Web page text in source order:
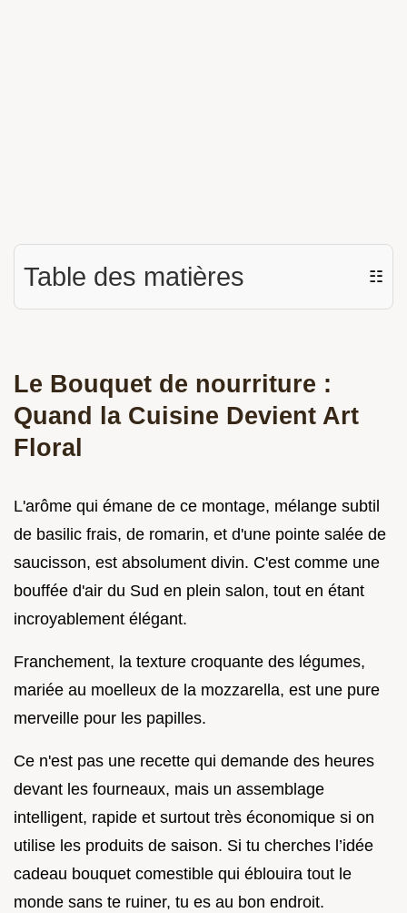
Table des matières ☷
Le Bouquet de nourriture :
Quand la Cuisine Devient Art
Floral
L'arôme qui émane de ce montage, mélange subtil
de basilic frais, de romarin, et d'une pointe salée de
saucisson, est absolument divin. C'est comme une
bouffée d'air du Sud en plein salon, tout en étant
incroyablement élégant.
Franchement, la texture croquante des légumes,
mariée au moelleux de la mozzarella, est une pure
merveille pour les papilles.
Ce n'est pas une recette qui demande des heures
devant les fourneaux, mais un assemblage
intelligent, rapide et surtout très économique si on
utilise les produits de saison. Si tu cherches l’idée
cadeau bouquet comestible qui éblouira tout le
monde sans te ruiner, tu es au bon endroit.